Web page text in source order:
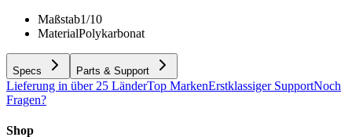
Maßstab1/10
MaterialPolykarbonat
Specs Parts & Support
Lieferung in über 25 LänderTop MarkenErstklassiger SupportNoch
Fragen?
Shop